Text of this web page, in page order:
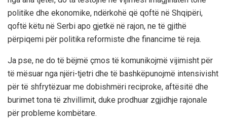
politike dhe ekonomike, ndërkohë që qoftë në Shqipëri,
qoftë këtu në Serbi apo gjetkë në rajon, ne të gjithë
përpiqemi për politika reformiste dhe financime të reja.
Ja pse, ne do të bëjmë çmos të komunikojmë vijimisht për
të mësuar nga njëri-tjetri dhe të bashkëpunojmë intensivisht
për të shfrytëzuar me dobishmëri reciproke, aftësitë dhe
burimet tona të zhvillimit, duke prodhuar zgjidhje rajonale
për probleme kombëtare.